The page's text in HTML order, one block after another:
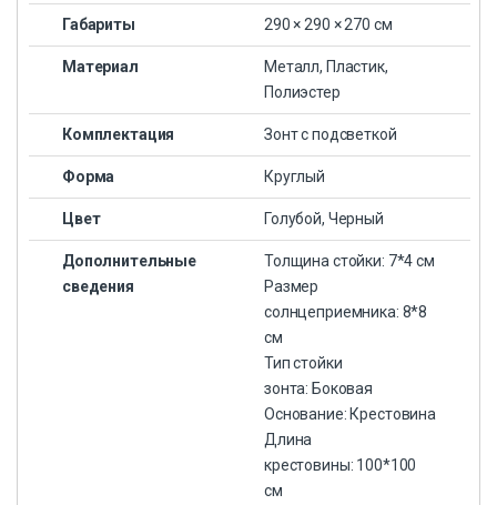
Габариты 290 × 290 × 270 см
Материал
Металл, Пластик,
Полиэстер
Комплектация Зонт с подсветкой
Форма Круглый
Цвет Голубой, Черный
Дополнительные
сведения
Толщина стойки: 7*4 см
Размер
солнцеприемника: 8*8
см
Тип стойки
зонта: Боковая
Основание: Крестовина
Длина
крестовины: 100*100
см